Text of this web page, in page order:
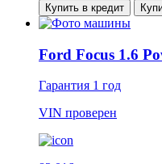
Купить в кредит
Ford Focus 1.6
Гарантия 1 год
VIN проверен